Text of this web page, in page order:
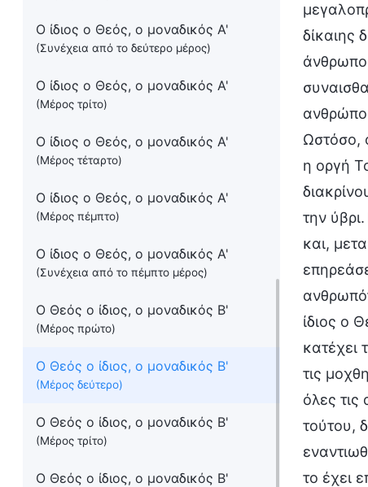
Ο ίδιος ο Θεός, ο μοναδικός Α'
(Συνέχεια από το δεύτερο μέρος)
Ο ίδιος ο Θεός, ο μοναδικός Α'
(Μέρος τρίτο)
Ο ίδιος ο Θεός, ο μοναδικός Α'
(Μέρος τέταρτο)
Ο ίδιος ο Θεός, ο μοναδικός Α'
(Μέρος πέμπτο)
Ο ίδιος ο Θεός, ο μοναδικός Α'
(Συνέχεια από το πέμπτο μέρος)
Ο Θεός ο ίδιος, ο μοναδικός Β'
(Μέρος πρώτο)
Ο Θεός ο ίδιος, ο μοναδικός Β'
(Μέρος δεύτερο)
Ο Θεός ο ίδιος, ο μοναδικός Β'
(Μέρος τρίτο)
Ο Θεός ο ίδιος, ο μοναδικός Β'
δίκαιης
Ωστόσο,
η οργή
την
και,
ίδιος ο
κατέχει
τις
όλες τις
τούτου,
το έχει